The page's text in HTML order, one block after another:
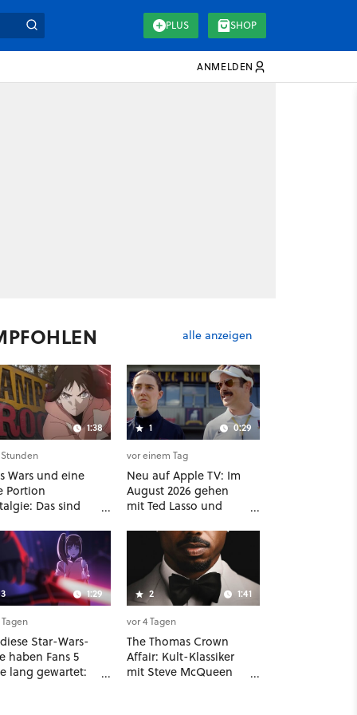
PLUS SHOP
ANMELDEN
alle anzeigen
1:38
Wars und eine
Portion
Das sind
im August auf
Plus
1 0:29
vor einem Tag
Neu auf Apple TV: Im
August 2026 gehen
mit Ted Lasso und
zwei große Serien-
Highlights weiter
1:29
Star-Wars-
haben Fans 5
lang gewartet:
2 1:41
vor 4 Tagen
The Thomas Crown
Affair: Kult-Klassiker
mit Steve McQueen